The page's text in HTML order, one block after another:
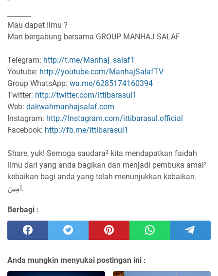
Mau dapat Ilmu ?
Mari bergabung bersama GROUP MANHAJ SALAF
Telegram: http://t.me/Manhaj_salaf1
Youtube: http://youtube.com/ManhajSalafTV
Group WhatsApp: wa.me/6285174160394
Twitter: http://twitter.com/ittibarasul1
Web: dakwahmanhajsalaf.com
Instagram: http://Instagram.com/ittibarasul.official
Facebook: http://fb.me/ittibarasul1
Share, yuk! Semoga saudara² kita mendapatkan faidah
ilmu dari yang anda bagikan dan menjadi pembuka amal²
kebaikan bagi anda yang telah menunjukkan kebaikan.
آمِينَ.
Berbagi :
Anda mungkin menyukai postingan ini :